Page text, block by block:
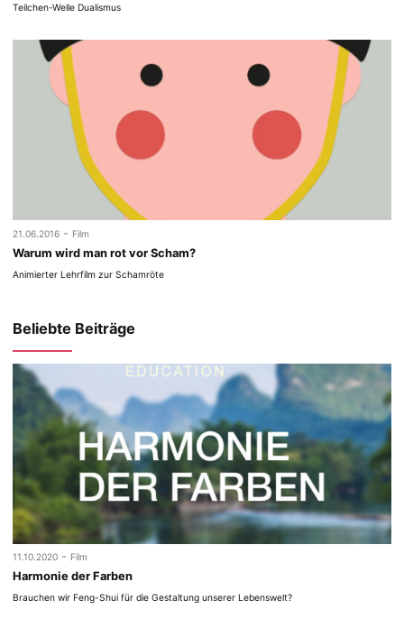
Teilchen-Welle Dualismus
21.06.2016 - Film
Warum wird man rot vor Scham?
Animierter Lehrfilm zur Schamröte
Beliebte Beiträge
11.10.2020 - Film
Harmonie der Farben
Brauchen wir Feng-Shui für die Gestaltung unserer Lebenswelt?